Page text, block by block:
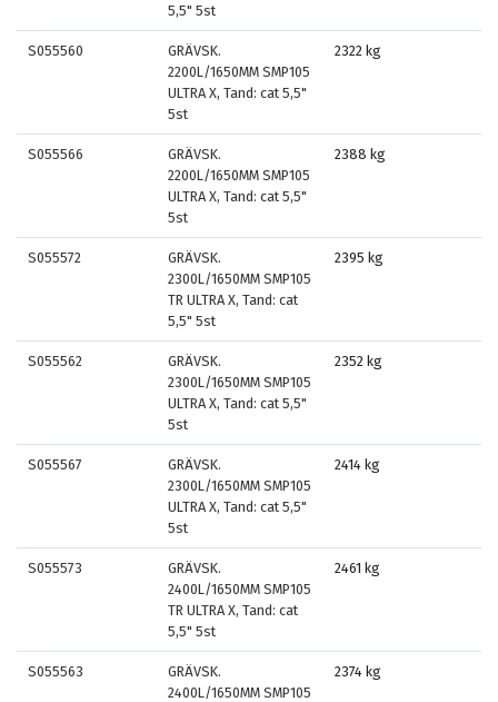
5,5" 5st
S055560
GRÄVSK.
2200L/1650MM SMP105
ULTRA X, Tand: cat 5,5"
5st
2322 kg
S055566
GRÄVSK.
2200L/1650MM SMP105
ULTRA X, Tand: cat 5,5"
5st
2388 kg
S055572
GRÄVSK.
2300L/1650MM SMP105
TR ULTRA X, Tand: cat
5,5" 5st
2395 kg
S055562
GRÄVSK.
2300L/1650MM SMP105
ULTRA X, Tand: cat 5,5"
5st
2352 kg
S055567
GRÄVSK.
2300L/1650MM SMP105
ULTRA X, Tand: cat 5,5"
5st
2414 kg
S055573
GRÄVSK.
2400L/1650MM SMP105
TR ULTRA X, Tand: cat
5,5" 5st
2461 kg
S055563
GRÄVSK.
2400L/1650MM SMP105
2374 kg